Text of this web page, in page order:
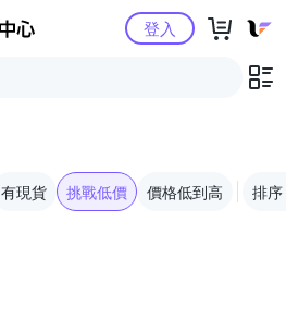
Yahoo購物中心登入
有現貨 挑戰低價 價格低到高 排序